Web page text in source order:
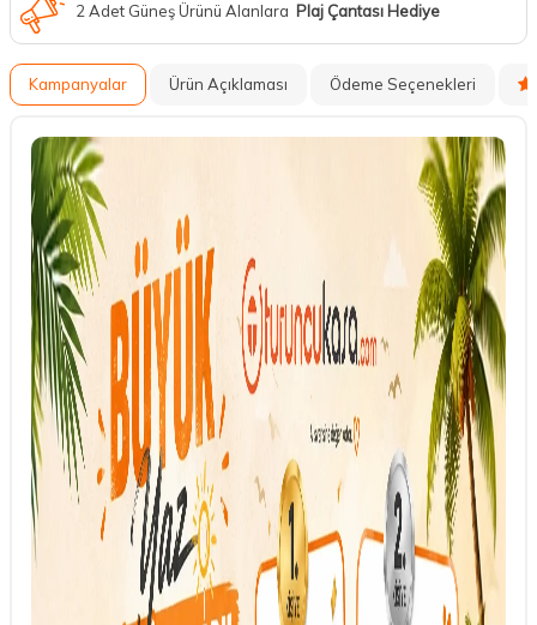
2 Adet Güneş Ürünü Alanlara Plaj Çantası Hediye
Kampanyalar Ürün Açıklaması Ödeme Seçenekleri